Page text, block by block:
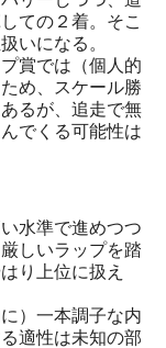
ての２着。そこ
いになる。
賞では（個人的
め、スケール勝
るが、追走で無
でくる可能性は
水準で進めつつ
しいラップを踏
り上位に扱え
）一本調子な内
適性は未知の部